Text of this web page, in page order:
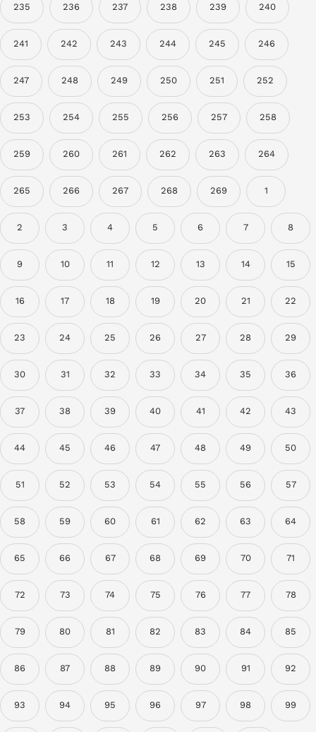
235 236 237 238 239 240
241 242 243 244 245 246
247 248 249 250 251 252
253 254 255 256 257 258
259 260 261 262 263 264
265 266 267 268 269 1
2 3 4 5 6 7 8
9 10 11 12 13 14 15
16 17 18 19 20 21 22
23 24 25 26 27 28 29
30 31 32 33 34 35 36
37 38 39 40 41 42 43
44 45 46 47 48 49 50
51 52 53 54 55 56 57
58 59 60 61 62 63 64
65 66 67 68 69 70 71
72 73 74 75 76 77 78
79 80 81 82 83 84 85
86 87 88 89 90 91 92
93 94 95 96 97 98 99